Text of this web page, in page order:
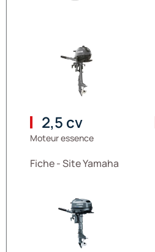
2,5 cv
Moteur essence
Fiche - Site Yamaha